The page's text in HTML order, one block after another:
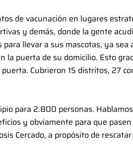
de vacunación en lugares
y demás, donde la gente
llevar a sus mascotas, ya sea
puerta de su domicilio. Esto
Cubrieron 15 distritos, 27
para 2.800 personas.
y obviamente para que
Cercado, a propósito de